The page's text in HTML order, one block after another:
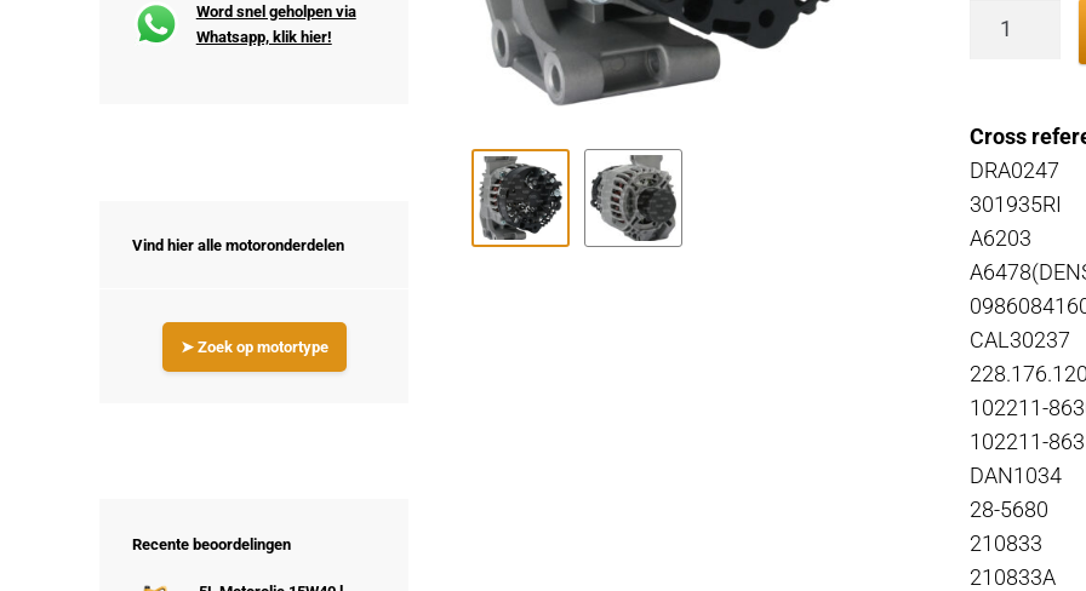
Alternator
Cross
DRA0247
301935RI
A6203
CAL30237
102211-
102211-
DAN1034
28-5680
210833
210833A
Word snel geholpen via
Whatsapp, klik hier!
Vind hier alle motoronderdelen
➤ Zoek op motortype
Recente beoordelingen